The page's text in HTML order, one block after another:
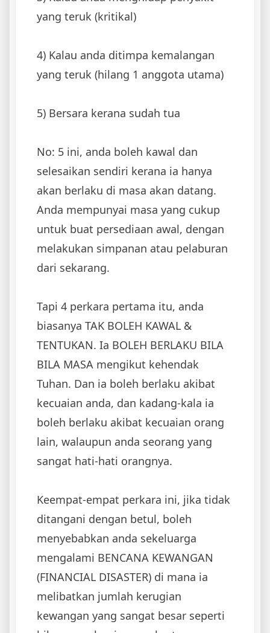
yang teruk (kritikal)
4) Kalau anda ditimpa kemalangan
yang teruk (hilang 1 anggota utama)
5) Bersara kerana sudah tua
No: 5 ini, anda boleh kawal dan
selesaikan sendiri kerana ia hanya
akan berlaku di masa akan datang.
Anda mempunyai masa yang cukup
untuk buat persediaan awal, dengan
melakukan simpanan atau pelaburan
dari sekarang.
Tapi 4 perkara pertama itu, anda
biasanya TAK BOLEH KAWAL &
TENTUKAN. Ia BOLEH BERLAKU BILA
BILA MASA mengikut kehendak
Tuhan. Dan ia boleh berlaku akibat
kecuaian anda, dan kadang-kala ia
boleh berlaku akibat kecuaian orang
lain, walaupun anda seorang yang
sangat hati-hati orangnya.
Keempat-empat perkara ini, jika tidak
ditangani dengan betul, boleh
menyebabkan anda sekeluarga
mengalami BENCANA KEWANGAN
(FINANCIAL DISASTER) di mana ia
melibatkan jumlah kerugian
kewangan yang sangat besar seperti